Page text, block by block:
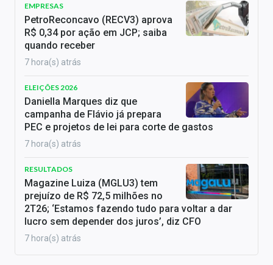
EMPRESAS
PetroReconcavo (RECV3) aprova
R$ 0,34 por ação em JCP; saiba
quando receber
7 hora(s) atrás
ELEIÇÕES 2026
Daniella Marques diz que
campanha de Flávio já prepara
PEC e projetos de lei para corte de gastos
7 hora(s) atrás
RESULTADOS
Magazine Luiza (MGLU3) tem
prejuízo de R$ 72,5 milhões no
2T26; ‘Estamos fazendo tudo para voltar a dar
lucro sem depender dos juros’, diz CFO
7 hora(s) atrás